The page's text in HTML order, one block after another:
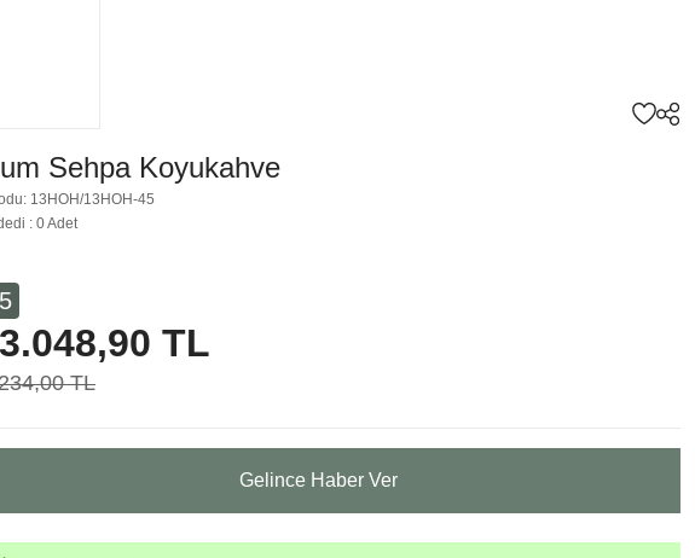
Sehpa Koyukahve
13HOH/13HOH-45
: 0 Adet
TL
TL
Gelince Haber Ver